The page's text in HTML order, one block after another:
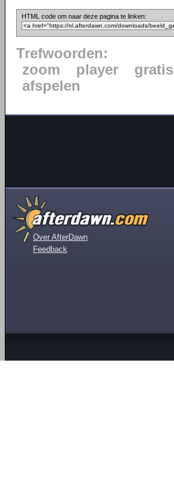
HTML code om naar deze pagina te linken:
Trefwoorden:
zoom
player gratis
afspelen
Over AfterDawn
Feedback